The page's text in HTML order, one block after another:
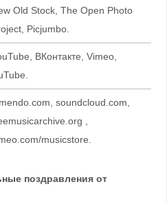
Old Stock, The Open Photo
Picjumbo.
ВКонтакте, Vimeo,
soundcloud.com,
,
musicstore.
поздравления от